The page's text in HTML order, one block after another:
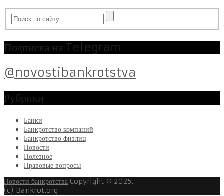
Подписка на Telegram
@novostibankrotstva
Рубрики
Банки
Банкротство компаний
Банкротство физлиц
Новости
Полезное
Правовые вопросы
Новости банкротства Copyright © 2025.
(c) Bankrot.org